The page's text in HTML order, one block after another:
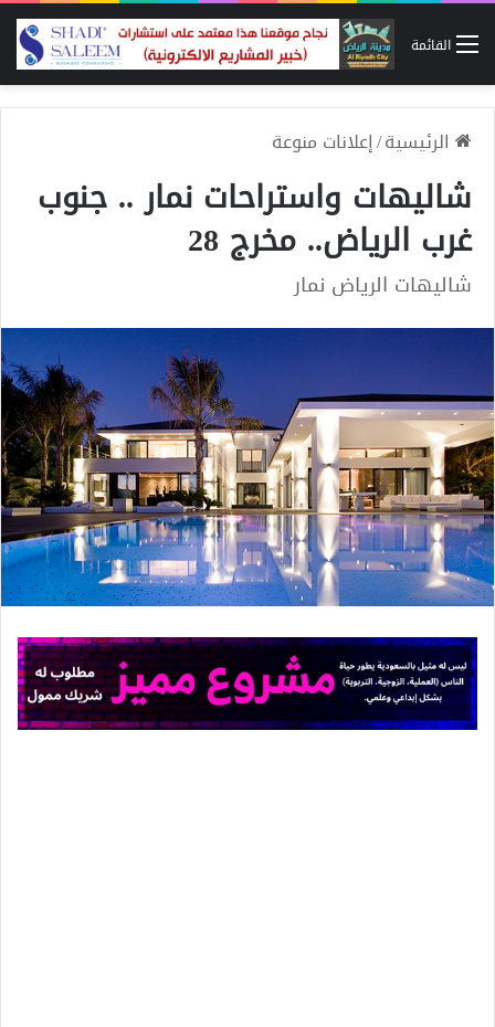
القائمة
الرئيسية/إعلانات منوعة
شاليهات واستراحات نمار .. جنوب
غرب الرياض.. مخرج 28
شاليهات الرياض نمار